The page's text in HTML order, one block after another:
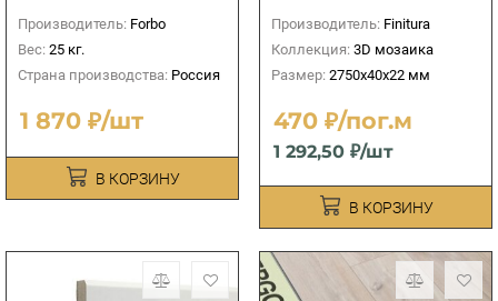
Производитель: Forbo
Вес: 25 кг.
Страна производства: Россия
1 870 ₽/шт
В КОРЗИНУ
Производитель: Finitura
Коллекция: 3D мозаика
Размер: 2750х40х22 мм
470 ₽/пог.м
1 292,50 ₽/шт
В КОРЗИНУ